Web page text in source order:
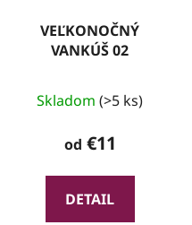
VEĽKONOČNÝ
VANKÚŠ 02
Skladom (>5 ks)
od €11
DETAIL